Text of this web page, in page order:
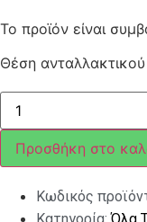
Το προϊόν είναι
Θέση
Εμπρόσθια
ποδιά
ποσότητα
Προσθήκη στο
Κωδικός